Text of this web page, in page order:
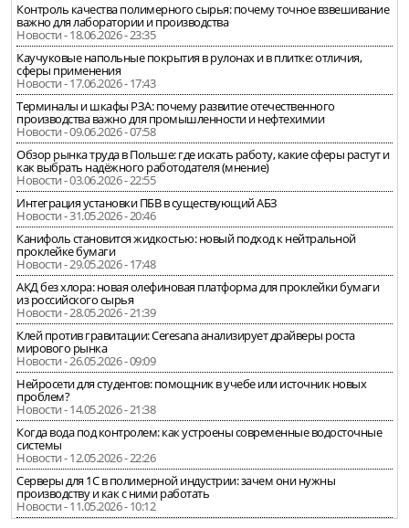
Контроль качества полимерного сырья: почему точное взвешивание
важно для лаборатории и производства
Новости - 18.06.2026 - 23:35
Каучуковые напольные покрытия в рулонах и в плитке: отличия,
сферы применения
Новости - 17.06.2026 - 17:43
Терминалы и шкафы РЗА: почему развитие отечественного
производства важно для промышленности и нефтехимии
Новости - 09.06.2026 - 07:58
Обзор рынка труда в Польше: где искать работу, какие сферы растут и
как выбрать надёжного работодателя (мнение)
Новости - 03.06.2026 - 22:55
Интеграция установки ПБВ в существующий АБЗ
Новости - 31.05.2026 - 20:46
Канифоль становится жидкостью: новый подход к нейтральной
проклейке бумаги
Новости - 29.05.2026 - 17:48
АКД без хлора: новая олефиновая платформа для проклейки бумаги
из российского сырья
Новости - 28.05.2026 - 21:39
Клей против гравитации: Ceresana анализирует драйверы роста
мирового рынка
Новости - 26.05.2026 - 09:09
Нейросети для студентов: помощник в учебе или источник новых
проблем?
Новости - 14.05.2026 - 21:38
Когда вода под контролем: как устроены современные водосточные
системы
Новости - 12.05.2026 - 22:26
Серверы для 1С в полимерной индустрии: зачем они нужны
производству и как с ними работать
Новости - 11.05.2026 - 10:12